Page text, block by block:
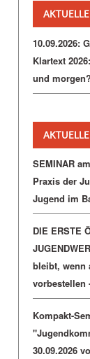
10.09.2026:
Klartext
und morgen?
SEMINAR
Praxis der
Jugend im
DIE ERSTE
bleibt, wenn
vorbestellen
Kompakt-
30.09.2026